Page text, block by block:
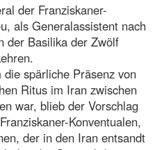
der Franziskaner-
als Generalassistent nach
der Basilika der Zwölf
spärliche Präsenz von
Ritus im Iran zwischen
war, blieb der Vorschlag
Konventualen,
der in den Iran entsandt